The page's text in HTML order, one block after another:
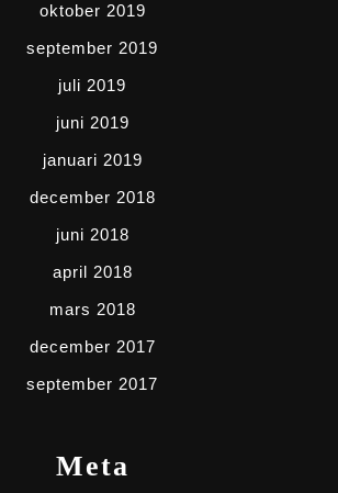
oktober 2019
september 2019
juli 2019
juni 2019
januari 2019
december 2018
juni 2018
april 2018
mars 2018
december 2017
september 2017
Meta